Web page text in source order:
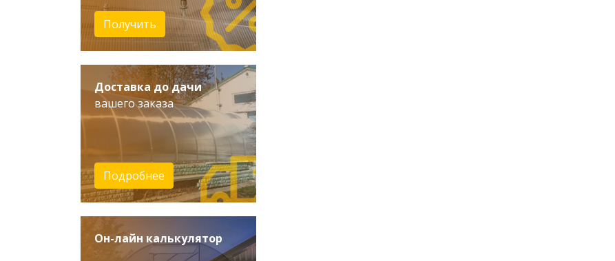
Получить
Доставка до дачи
вашего заказа
Подробнее
Он-лайн калькулятор